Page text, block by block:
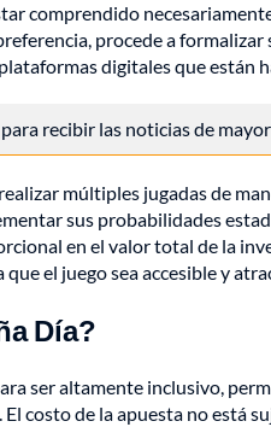
comprendido
procede a
digitales que están
para recibir las noticias de
múltiples jugadas de
sus probabilidades
en el valor total de la
el juego sea accesible y
Día?
ser altamente inclusivo,
costo de la apuesta no está